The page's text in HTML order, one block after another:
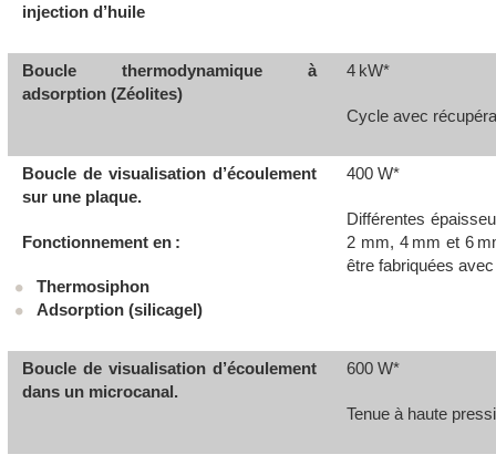
injection d’huile
Boucle thermodynamique à
adsorption (Zéolites)
4 kW*
Cycle avec
Boucle de visualisation d’écoulement
sur une plaque.
Fonctionnement en :
Thermosiphon
Adsorption (silicagel)
400 W*
Différentes
2 mm, 4 mm et 6
être fabriquées
Boucle de visualisation d’écoulement
dans un microcanal.
600 W*
Tenue à haute